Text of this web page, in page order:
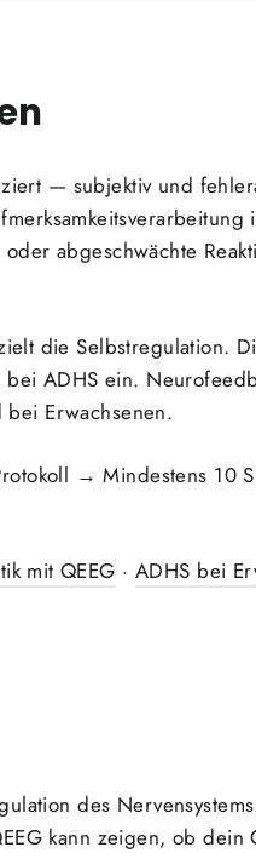
— subjektiv und
abgeschwächte
die Selbstregulation.
ADHS ein.
Erwachsenen.
→ Mindestens 10
mit QEEG ·ADHS bei
des
kann zeigen, ob dein